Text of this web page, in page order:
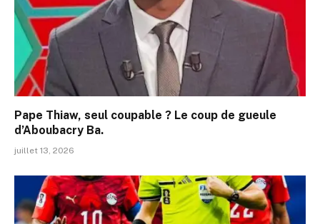
Pape Thiaw, seul coupable ? Le coup de gueule
d’Aboubacry Ba.
juillet 13, 2026